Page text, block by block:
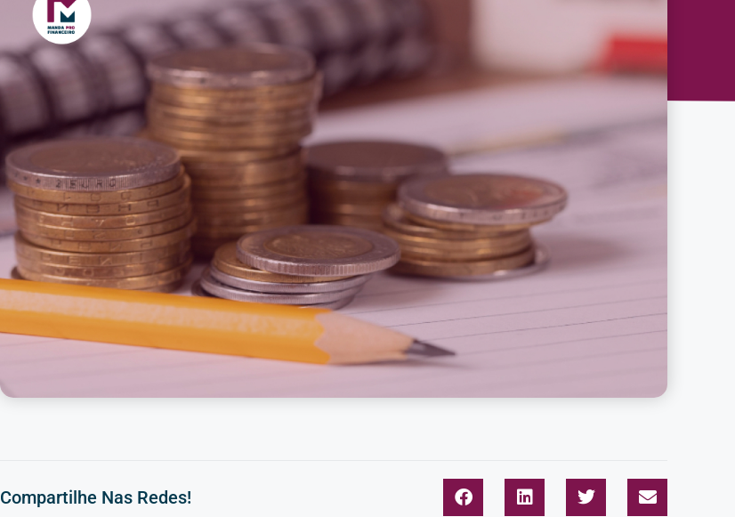
Compartilhe Nas Redes!